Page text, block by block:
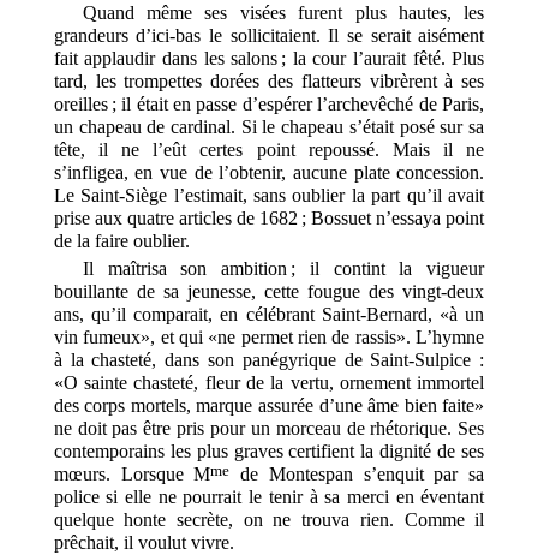
Quand même ses visées furent plus hautes, les
grandeurs d’ici-bas le sollicitaient. Il se serait aisément
fait applaudir dans les salons ; la cour l’aurait fêté. Plus
tard, les trompettes dorées des flatteurs vibrèrent à ses
oreilles ; il était en passe d’espérer l’archevêché de Paris,
un chapeau de cardinal. Si le chapeau s’était posé sur sa
tête, il ne l’eût certes point repoussé. Mais il ne
s’infligea, en vue de l’obtenir, aucune plate concession.
Le Saint-Siège l’estimait, sans oublier la part qu’il avait
prise aux quatre articles de 1682 ; Bossuet n’essaya point
de la faire oublier.
Il maîtrisa son ambition ; il contint la vigueur
bouillante de sa jeunesse, cette fougue des vingt-deux
ans, qu’il comparait, en célébrant Saint-Bernard, «à un
vin fumeux», et qui «ne permet rien de rassis». L’hymne
à la chasteté, dans son panégyrique de Saint-Sulpice :
«O sainte chasteté, fleur de la vertu, ornement immortel
des corps mortels, marque assurée d’une âme bien faite»
ne doit pas être pris pour un morceau de rhétorique. Ses
contemporains les plus graves certifient la dignité de ses
mœurs. Lorsque Mme de Montespan s’enquit par sa
police si elle ne pourrait le tenir à sa merci en éventant
quelque honte secrète, on ne trouva rien. Comme il
prêchait, il voulut vivre.